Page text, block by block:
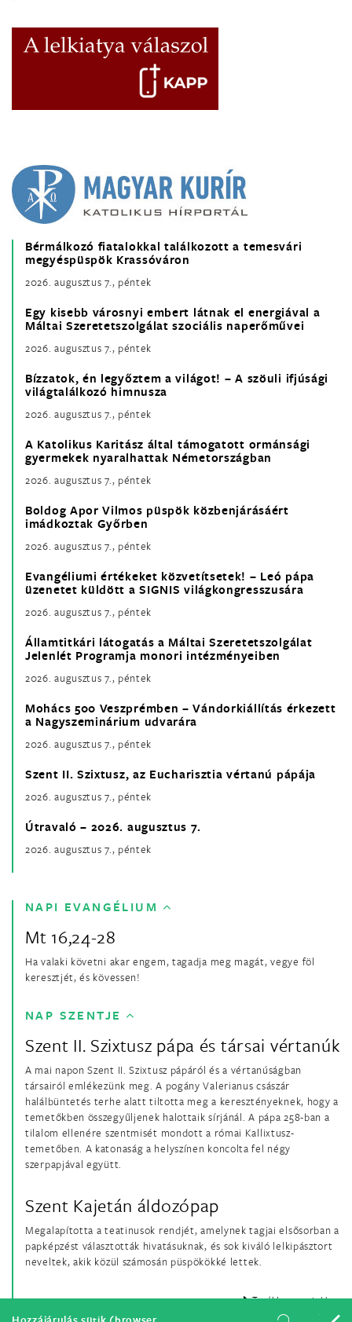
Bérmálkozó fiatalokkal találkozott a temesvári
megyéspüspök Krassóváron
2026. augusztus 7., péntek
Egy kisebb városnyi embert látnak el energiával a
Máltai Szeretetszolgálat szociális naperőművei
2026. augusztus 7., péntek
Bízzatok, én legyőztem a világot! – A szöuli ifjúsági
világtalálkozó himnusza
2026. augusztus 7., péntek
A Katolikus Karitász által támogatott ormánsági
gyermekek nyaralhattak Németországban
2026. augusztus 7., péntek
Boldog Apor Vilmos püspök közbenjárásáért
imádkoztak Győrben
2026. augusztus 7., péntek
Evangéliumi értékeket közvetítsetek! – Leó pápa
üzenetet küldött a SIGNIS világkongresszusára
2026. augusztus 7., péntek
Államtitkári látogatás a Máltai Szeretetszolgálat
Jelenlét Programja monori intézményeiben
2026. augusztus 7., péntek
Mohács 500 Veszprémben – Vándorkiállítás érkezett
a Nagyszeminárium udvarára
2026. augusztus 7., péntek
Szent II. Szixtusz, az Eucharisztia vértanú pápája
2026. augusztus 7., péntek
Útravaló – 2026. augusztus 7.
2026. augusztus 7., péntek
NAPI EVANGÉLIUM
Mt 16,24-28
Ha valaki követni akar engem, tagadja meg magát, vegye föl
keresztjét, és kövessen!
NAP SZENTJE
Szent II. Szixtusz pápa és társai vértanúk
A mai napon Szent II. Szixtusz pápáról és a vértanúságban
társairól emlékezünk meg. A pogány Valerianus császár
halálbüntetés terhe alatt tiltotta meg a keresztényeknek, hogy a
temetőkben összegyűljenek halottaik sírjánál. A pápa 258-ban a
tilalom ellenére szentmisét mondott a római Kallixtusz-
temetőben. A katonaság a helyszínen koncolta fel négy
szerpapjával együtt.
Szent Kajetán áldozópap
Megalapította a teatinusok rendjét, amelynek tagjai elsősorban a
papképzést választották hivatásuknak, és sok kiváló lelkipásztort
neveltek, akik közül számosán püspökökké lettek.
Tovább a szentekhez